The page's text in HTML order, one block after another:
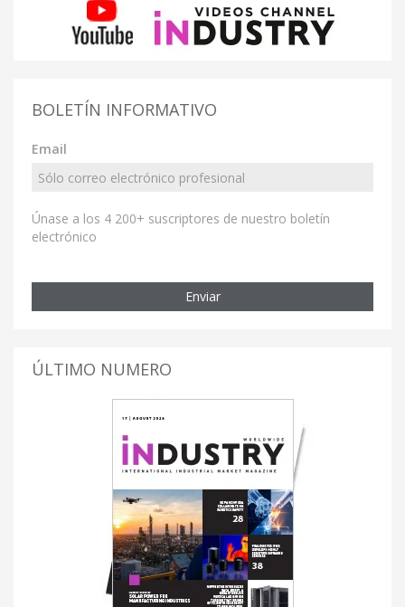
BOLETÍN INFORMATIVO
Email
Únase a los 4 200+ suscriptores de nuestro boletín
electrónico
Enviar
ÚLTIMO NUMERO